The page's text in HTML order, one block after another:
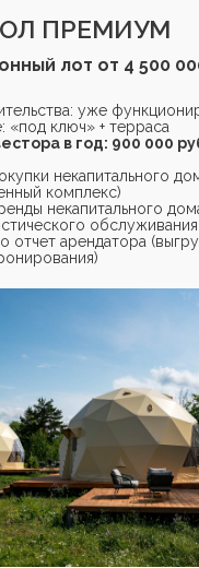
уже
«под ключ» + терраса
в год: 900 000
некапитального
комплекс)
некапитального
обслуживания
отчет арендатора
лот от 4 500
ПРЕМИУМ